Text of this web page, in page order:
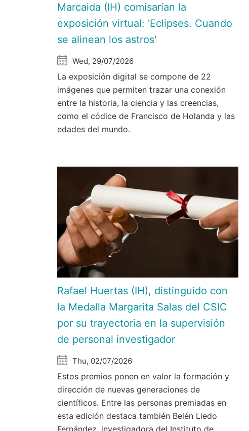
Marcaida (IH) comisarían la
exposición virtual: 'Eclipses. Cuando
se alinean los astros'
Wed, 29/07/2026
La exposición digital se compone de 22
imágenes que permiten trazar una conexión
entre la historia, la ciencia y las creencias,
como el códice de Francisco de Holanda y las
edades del mundo.
Rafael Huertas (IH), distinguido con
la Medalla Margarita Salas del CSIC
por su trayectoria en la supervisión
de personal investigador
Thu, 02/07/2026
Estos premios ponen en valor la formación y
dirección de nuevas generaciones de
científicos. Entre las personas premiadas en
esta edición destaca también Belén Liedo
Fernández, investigadora del Instituto de